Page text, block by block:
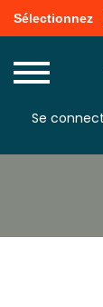
Sélectionnez
Se